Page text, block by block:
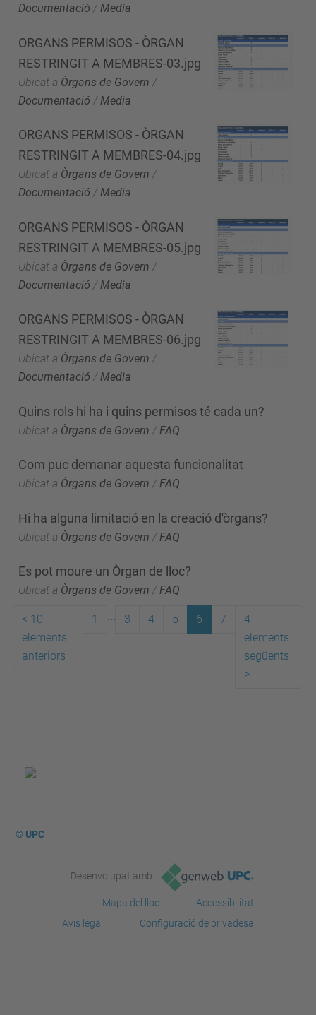
Documentació /Media
ORGANS PERMISOS - ÒRGAN
RESTRINGIT A MEMBRES-03.jpg
Ubicat a Òrgans de Govern /
Documentació / Media
ORGANS PERMISOS - ÒRGAN
RESTRINGIT A MEMBRES-04.jpg
Ubicat a Òrgans de Govern /
Documentació /Media
ORGANS PERMISOS - ÒRGAN
RESTRINGIT A MEMBRES-05.jpg
Ubicat a Òrgans de Govern /
Documentació / Media
ORGANS PERMISOS - ÒRGAN
RESTRINGIT A MEMBRES-06.jpg
Ubicat a Òrgans de Govern /
Documentació /Media
Quins rols hi ha i quins permisos té cada un?
Ubicat a Òrgans de Govern / FAQ
Com puc demanar aquesta funcionalitat
Ubicat a Òrgans de Govern /FAQ
Hi ha alguna limitació en la creació d'òrgans?
Ubicat a Òrgans de Govern / FAQ
Es pot moure un Òrgan de lloc?
Ubicat a Òrgans de Govern /FAQ
< 10
elements
anteriors
1 3 4 5 6 7
4
elements
següents
>
© UPC
Desenvolupat amb
Mapa del lloc
Accessibilitat
Avís legal
Configuració de privadesa